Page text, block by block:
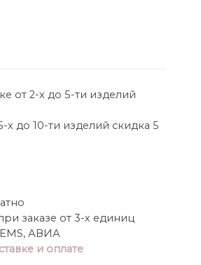
силуэта, с
линию борта,
Рукав втачной,
от 2-х до 5-ти изделий
х до 10-ти изделий скидка 5
заказе от 3-х единиц
EMS, АВИА
и оплате